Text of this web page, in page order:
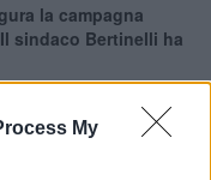
My
la campagna
sindaco Bertinelli ha